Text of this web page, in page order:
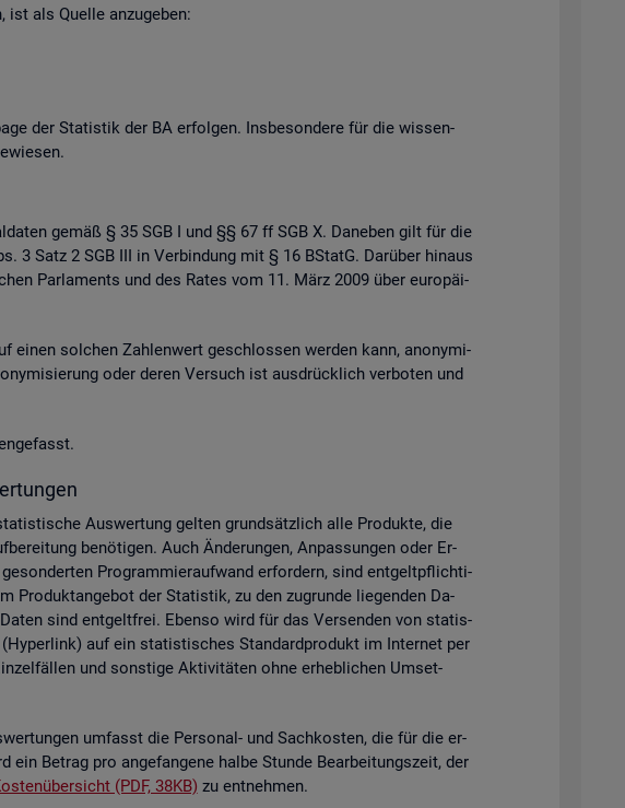
ist als Quel­le an­zu­ge­ben:
der Sta­tis­tik der BA er­fol­gen. Ins­be­son­de­re für die wis­sen­
gemäß § 35 SGB I und §§ 67 ff SGB X. Da­ne­ben gilt für die
Satz 2 SGB III in Ver­bin­dung mit § 16 BStatG. Dar­über hin­aus
Par­la­ments und des Rates vom 11. März 2009 über eu­ro­päi­
einen sol­chen Zah­len­wert ge­schlos­sen wer­den kann, an­ony­mi­
oder deren Ver­such ist aus­drück­lich ver­bo­ten und
Aus­wer­tung gel­ten grund­sätz­lich alle Pro­duk­te, die
be­nö­ti­gen. Auch Än­de­run­gen, An­pas­sun­gen oder Er­
Pro­gram­mier­auf­wand er­for­dern, sind ent­gelt­pflich­ti­
Pro­dukt­an­ge­bot der Sta­tis­tik, zu den zu­grun­de lie­gen­den Da­
sind ent­gelt­frei. Eben­so wird für das Ver­sen­den von sta­tis­
auf ein sta­tis­ti­sches Stan­dard­pro­dukt im In­ter­net per
und sons­ti­ge Ak­ti­vi­tä­ten ohne er­heb­li­chen Um­set­
um­fasst die Per­so­nal- und Sach­kos­ten, die für die er­
Be­trag pro an­ge­fan­ge­ne halbe Stun­de Be­ar­bei­tungs­zeit, der
(PDF, 38KB) zu ent­neh­men.